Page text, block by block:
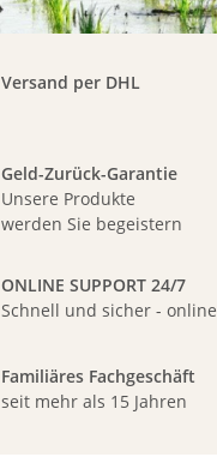
Versand per DHL
Geld-Zurück-Garantie
Unsere Produkte
werden Sie begeistern
ONLINE SUPPORT 24/7
Schnell und sicher - online
Familiäres Fachgeschäft
seit mehr als 15 Jahren